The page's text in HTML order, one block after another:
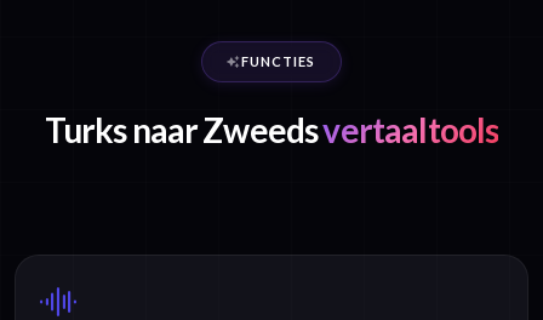
FUNCTIES
Turks naar Zweedsvertaaltools